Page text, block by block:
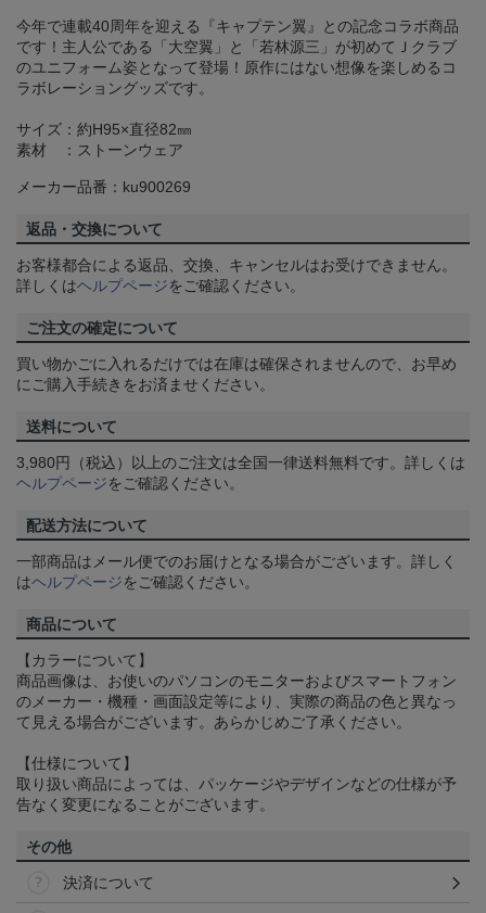
今年で連載40周年を迎える『キャプテン翼』との記念コラボ商品
です！主人公である「大空翼」と「若林源三」が初めてＪクラブ
のユニフォーム姿となって登場！原作にはない想像を楽しめるコ
ラボレーショングッズです。
サイズ：約H95×直径82㎜
素材 ：ストーンウェア
メーカー品番：ku900269
返品・交換について
お客様都合による返品、交換、キャンセルはお受けできません。
詳しくはヘルプページをご確認ください。
ご注文の確定について
買い物かごに入れるだけでは在庫は確保されませんので、お早め
にご購入手続きをお済ませください。
送料について
3,980円（税込）以上のご注文は全国一律送料無料です。詳しくは
ヘルプページをご確認ください。
配送方法について
一部商品はメール便でのお届けとなる場合がございます。詳しく
はヘルプページをご確認ください。
商品について
【カラーについて】
商品画像は、お使いのパソコンのモニターおよびスマートフォン
のメーカー・機種・画面設定等により、実際の商品の色と異なっ
て見える場合がございます。あらかじめご了承ください。
【仕様について】
取り扱い商品によっては、パッケージやデザインなどの仕様が予
告なく変更になることがございます。
その他
決済について